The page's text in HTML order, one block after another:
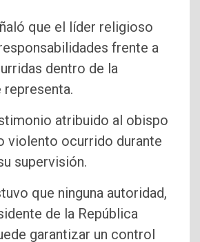
que el líder religioso
frente a
dentro de la
atribuido al obispo
violento ocurrido durante
supervisión.
que ninguna autoridad,
de la República
garantizar un control